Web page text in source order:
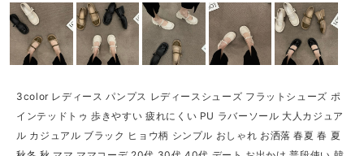
3color レディース パンプス レディースシューズ フラットシューズ ポ
インテッドトゥ 歩きやすい 疲れにくい PU ラバーソール 大人カジュア
ル カジュアル ブラック ヒョウ柄 シンプル おしゃれ お洒落 春夏 春 夏